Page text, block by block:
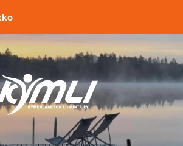
Kymlin uusi logo